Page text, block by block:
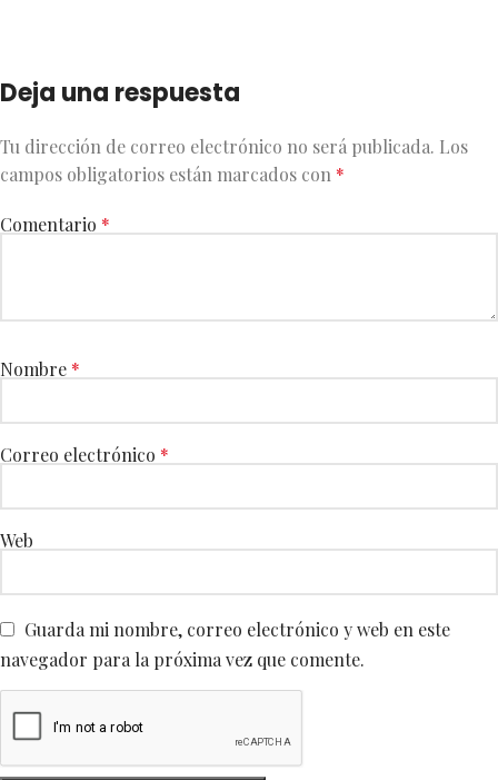
Deja una respuesta
Tu dirección de correo electrónico no será publicada. Los
campos obligatorios están marcados con *
Comentario *
Nombre *
Correo electrónico *
Web
Guarda mi nombre, correo electrónico y web en este
navegador para la próxima vez que comente.